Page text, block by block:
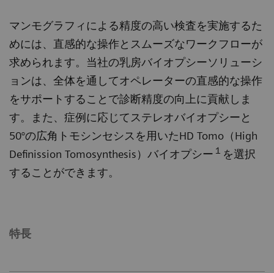
マンモグラフィによる精度の高い検査を実施するた
めには、直感的な操作とスムーズなワークフローが
求められます。当社の乳房バイオプシーソリューシ
ョンは、全体を通してオペレーターの直感的な操作
をサポートすることで診断精度の向上に貢献しま
す。また、症例に応じてステレオバイオプシーと
50°の広角トモシンセシスを用いたHD Tomo（High
Definission Tomosynthesis）バイオプシー １ を選択
することができます。
特長